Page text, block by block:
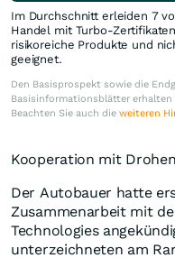
Im Durchschnitt erleiden 7
Handel mit Turbo-
risikoreiche Produkte und
geeignet.
Den Basisprospekt sowie die
Basisinformationsblätter erhalten
Beachten Sie auch die weiteren
Kooperation mit
Der Autobauer hatte
Zusammenarbeit mit
Technologies
unterzeichneten am